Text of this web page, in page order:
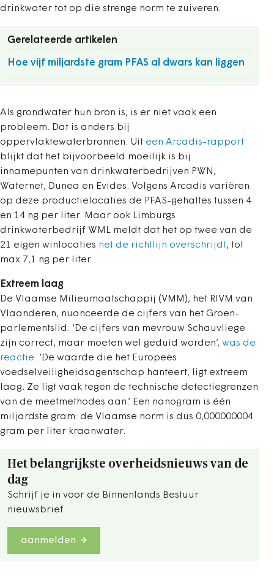
drinkwater tot op die strenge norm te zuiveren.
Gerelateerde artikelen
Hoe vijf miljardste gram PFAS al dwars kan liggen
Als grondwater hun bron is, is er niet vaak een
probleem. Dat is anders bij
oppervlaktewaterbronnen. Uit een Arcadis-rapport
blijkt dat het bijvoorbeeld moeilijk is bij
innamepunten van drinkwaterbedrijven PWN,
Waternet, Dunea en Evides. Volgens Arcadis variëren
op deze productielocaties de PFAS-gehaltes tussen 4
en 14 ng per liter. Maar ook Limburgs
drinkwaterbedrijf WML meldt dat het op twee van de
21 eigen winlocaties net de richtlijn overschrijdt, tot
max 7,1 ng per liter.
Extreem laag
De Vlaamse Milieumaatschappij (VMM), het RIVM van
Vlaanderen, nuanceerde de cijfers van het Groen-
parlementslid: ‘De cijfers van mevrouw Schauvliege
zijn correct, maar moeten wel geduid worden’, was de
reactie. ‘De waarde die het Europees
voedselveiligheidsagentschap hanteert, ligt extreem
laag. Ze ligt vaak tegen de technische detectiegrenzen
van de meetmethodes aan.’ Een nanogram is één
miljardste gram: de Vlaamse norm is dus 0,000000004
gram per liter kraanwater.
Het belangrijkste overheidsnieuws van de
dag
Schrijf je in voor de Binnenlands Bestuur
nieuwsbrief
aanmelden